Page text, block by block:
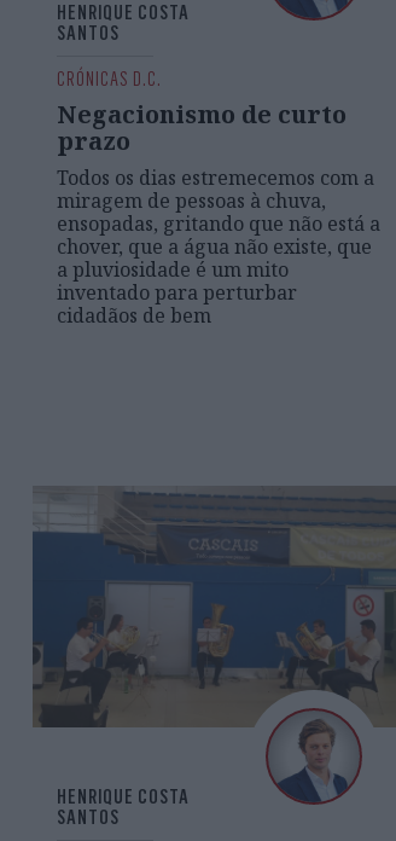
CRÓNICAS D.C.
Negacionismo de curto
prazo
Todos os dias estremecemos com a
miragem de pessoas à chuva,
ensopadas, gritando que não está a
chover, que a água não existe, que
a pluviosidade é um mito
inventado para perturbar
cidadãos de bem
HENRIQUE COSTA
SANTOS
HENRIQUE COSTA
SANTOS